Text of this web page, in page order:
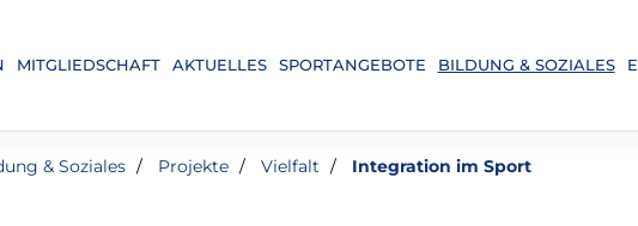
MITGLIEDSCHAFT AKTUELLES SPORTANGEBOTE BILDUNG & SOZIALES
& Soziales Projekte Vielfalt Integration im Sport